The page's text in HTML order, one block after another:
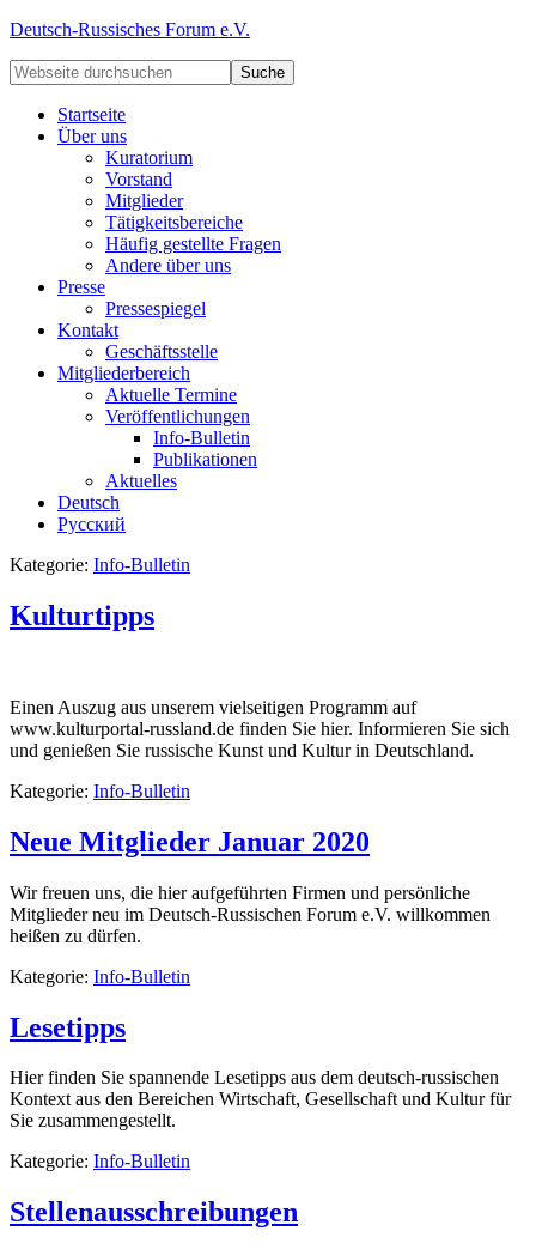
Deutsch-Russisches Forum e.V.
Startseite
Über uns
Kuratorium
Vorstand
Mitglieder
Tätigkeitsbereiche
Häufig gestellte Fragen
Andere über uns
Presse
Pressespiegel
Kontakt
Geschäftsstelle
Mitgliederbereich
Aktuelle Termine
Veröffentlichungen
Info-Bulletin
Publikationen
Aktuelles
Deutsch
Русский
Kategorie: Info-Bulletin
Kulturtipps
Einen Auszug aus unserem vielseitigen Programm auf
www.kulturportal-russland.de finden Sie hier. Informieren Sie sich
und genießen Sie russische Kunst und Kultur in Deutschland.
Kategorie: Info-Bulletin
Neue Mitglieder Januar 2020
Wir freuen uns, die hier aufgeführten Firmen und persönliche
Mitglieder neu im Deutsch-Russischen Forum e.V. willkommen
heißen zu dürfen.
Kategorie: Info-Bulletin
Lesetipps
Hier finden Sie spannende Lesetipps aus dem deutsch-russischen
Kontext aus den Bereichen Wirtschaft, Gesellschaft und Kultur für
Sie zusammengestellt.
Kategorie: Info-Bulletin
Stellenausschreibungen